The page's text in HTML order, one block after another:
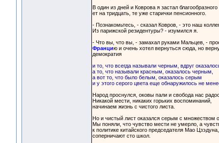
В один из дней и Коврова я застал
ет на тридцать, те уже старички пенсионного.
- Познакомьтесь, - сказал Ковров, - это наш
Из парижской резидентуры? - изумился я.
- Что вы, что вы, - замахал руками Мальцев, -
Францию и очень хотел вернуться сюда, но
демократия
и то, что всегда называли черным, вдруг
а то, что называли красным, оказалось черным,
а вот то, что было белым, оказалось серым
и у этого серого цвета еще обнаружилось не
Народ проснулся, оковы пали и свобода нас
Никакой мести, никаких горьких воспоминаний,
начинаем жизнь с чистого листа.
Но и чистый лист оказался серым с множеством
Мы поняли, что чувство мести не умерло, а
к политике китайского председателя Мао
соперничают сто школ.